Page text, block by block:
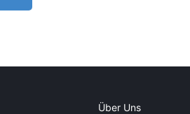
Über Uns